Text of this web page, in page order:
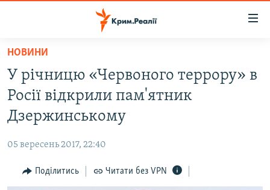
Перейти
основного
матеріалу
Перейти
до
основної
навігації
Перейти
до
ВОДА.КРИМ
ВІДЕО ТА ФОТО
БЛОГИ
ПОГЛЯД
НОВИНИ
У річницю «Червоного террору» в
Росії відкрили пам'ятник
Дзержинському
05 вересень 2017, 22:40
Поділитись Читати без VPN